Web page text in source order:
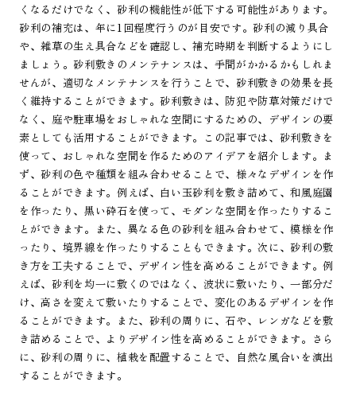
くなるだけでなく、砂利の機能性が低下する可能性があります。
砂利の補充は、年に1回程度行うのが目安です。砂利の減り具合
や、雑草の生え具合などを確認し、補充時期を判断するようにし
ましょう。砂利敷きのメンテナンスは、手間がかかるかもしれま
せんが、適切なメンテナンスを行うことで、砂利敷きの効果を長
く維持することができます。砂利敷きは、防犯や防草対策だけで
なく、庭や駐車場をおしゃれな空間にするための、デザインの要
素としても活用することができます。この記事では、砂利敷きを
使って、おしゃれな空間を作るためのアイデアを紹介します。ま
ず、砂利の色や種類を組み合わせることで、様々なデザインを作
ることができます。例えば、白い玉砂利を敷き詰めて、和風庭園
を作ったり、黒い砕石を使って、モダンな空間を作ったりするこ
とができます。また、異なる色の砂利を組み合わせて、模様を作
ったり、境界線を作ったりすることもできます。次に、砂利の敷
き方を工夫することで、デザイン性を高めることができます。例
えば、砂利を均一に敷くのではなく、波状に敷いたり、一部分だ
け、高さを変えて敷いたりすることで、変化のあるデザインを作
ることができます。また、砂利の周りに、石や、レンガなどを敷
き詰めることで、よりデザイン性を高めることができます。さら
に、砂利の周りに、植栽を配置することで、自然な風合いを演出
することができます。